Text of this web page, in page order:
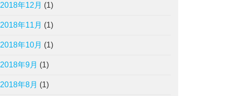
2018年12月 (1)
2018年11月 (1)
2018年10月 (1)
2018年9月 (1)
2018年8月 (1)